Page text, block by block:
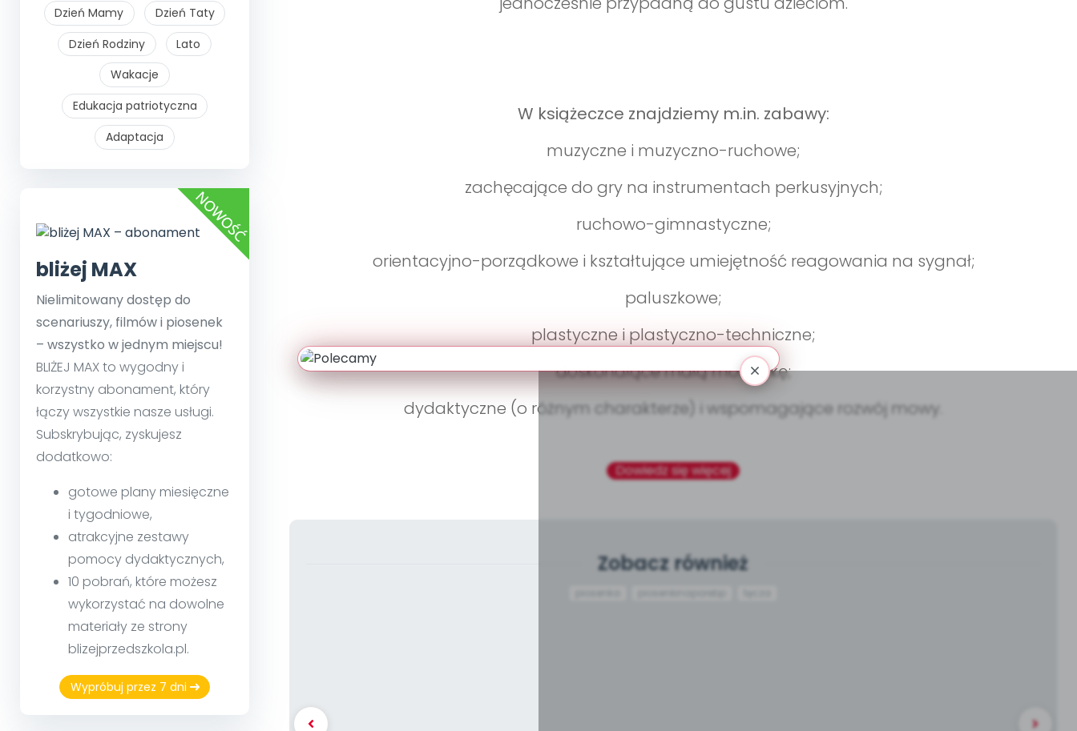
Dzień Mamy
Dzień Taty
Dzień Rodziny
Lato
Wakacje
Edukacja patriotyczna
Adaptacja
bliżej MAX
Nielimitowany dostęp do
scenariuszy, filmów i piosenek
– wszystko w jednym miejscu!
BLIŻEJ MAX to wygodny i
korzystny abonament, który
łączy wszystkie nasze usługi.
Subskrybując, zyskujesz
dodatkowo:
gotowe plany miesięczne
i tygodniowe,
atrakcyjne zestawy
pomocy dydaktycznych,
10 pobrań, które możesz
wykorzystać na dowolne
materiały ze strony
blizejprzedszkola.pl.
Wypróbuj przez 7 dni
W książeczce znajdziemy m.in. zabawy:
muzyczne i muzyczno-ruchowe;
zachęcające do gry na instrumentach perkusyjnych;
ruchowo-gimnastyczne;
orientacyjno-porządkowe i kształtujące umiejętność reagowania na sygnał;
paluszkowe;
plastyczne i plastyczno-techniczne;
doskonalące małą motorykę;
dydaktyczne (o różnym charakterze) i wspomagające rozwój mowy.
Dowiedz się więcej
Zobacz również